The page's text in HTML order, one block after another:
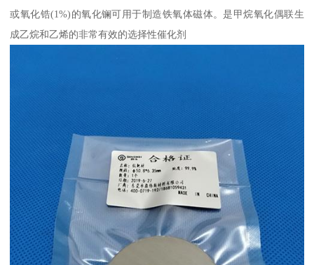
或氧化锆(1%)的氧化镧可用于制造铁氧体磁体。是甲烷氧化偶联生
成乙烷和乙烯的非常有效的选择性催化剂